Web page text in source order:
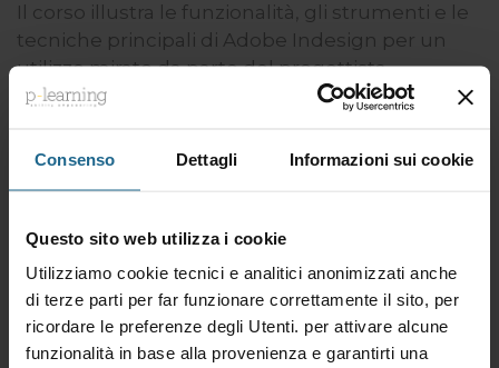
Consenso Dettagli Informazioni sui cookie
Questo sito web utilizza i cookie
Utilizziamo cookie tecnici e analitici anonimizzati anche
di terze parti per far funzionare correttamente il sito, per
ricordare le preferenze degli Utenti. per attivare alcune
funzionalità in base alla provenienza e garantirti una
Il corso illustra le funzionalità, gli strumenti e le
tecniche principali di Adobe Indesign per un
utilizzo mirato da parte del progettista
architettonico. Le lezioni trattano l'utilizzo di
alla realizzazione di tavole architettoniche da
Desideri maggiori
Informazioni sul corso?